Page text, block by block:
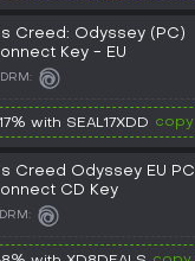
Creed: Odyssey (PC)
Key - EU
DRM:
with SEAL17XDD copy
Creed Odyssey EU PC
CD Key
DRM: